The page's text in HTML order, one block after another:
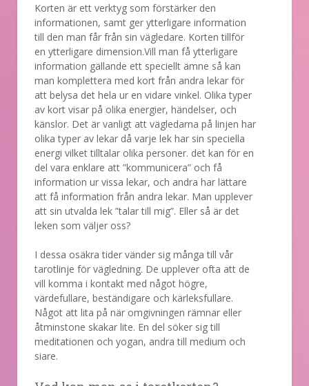
Korten är ett verktyg som förstärker den
informationen, samt ger ytterligare information
till den man får från sin vägledare. Korten tillför
en ytterligare dimension.Vill man få ytterligare
information gällande ett speciellt ämne så kan
man komplettera med kort från andra lekar för
att belysa det hela ur en vidare vinkel. Olika typer
av kort visar på olika energier, händelser, och
känslor. Det är vanligt att vägledarna på linjen har
olika typer av lekar då varje lek har sin speciella
energi vilket tilltalar olika personer. det kan för en
del vara enklare att ”kommunicera” och få
information ur vissa lekar, och andra har lättare
att få information från andra lekar. Man upplever
att sin utvalda lek ”talar till mig”. Eller så är det
leken som väljer oss?
I dessa osäkra tider vänder sig många till vår
tarotlinje för vägledning. De upplever ofta att de
vill komma i kontakt med något högre,
värdefullare, beständigare och kärleksfullare.
Något att lita på när omgivningen rämnar eller
åtminstone skakar lite. En del söker sig till
meditationen och yogan, andra till medium och
siare.